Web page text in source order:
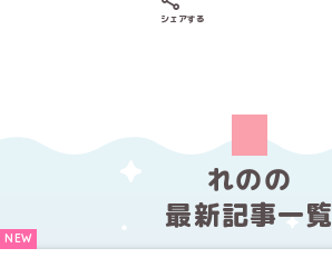
シェアする
れのの
最新記事一覧